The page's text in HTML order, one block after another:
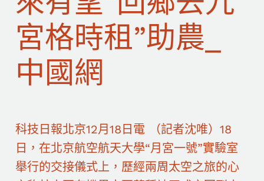
宮格時租”助農_
中國網
科技日報北京12月18日電 （記者沈唯）18
日，在北京航空航天大學“月宮一號”實驗室
舉行的交接儀式上，歷經兩周太空之旅的心